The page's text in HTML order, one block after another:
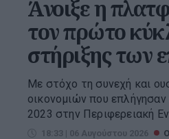
Άνοιξε η
τον πρώτο
στήριξης των
Με στόχο τη συνεχή και
οικονομιών που
2023 στην Περιφερειακή
18:33 | 06 Αυγούστου 2026